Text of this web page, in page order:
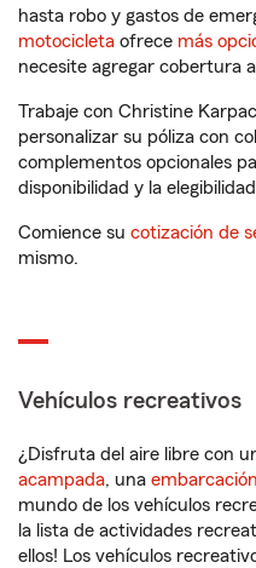
hasta robo y gastos de
motocicleta ofrece más
necesite agregar cobertura
Trabaje con Christine
personalizar su póliza con
complementos opcionales
disponibilidad y la
Comience su cotización de
mismo.
Vehículos recreativos
¿Disfruta del aire libre con
acampada, una embarcación
mundo de los vehículos
la lista de actividades
ellos! Los vehículos